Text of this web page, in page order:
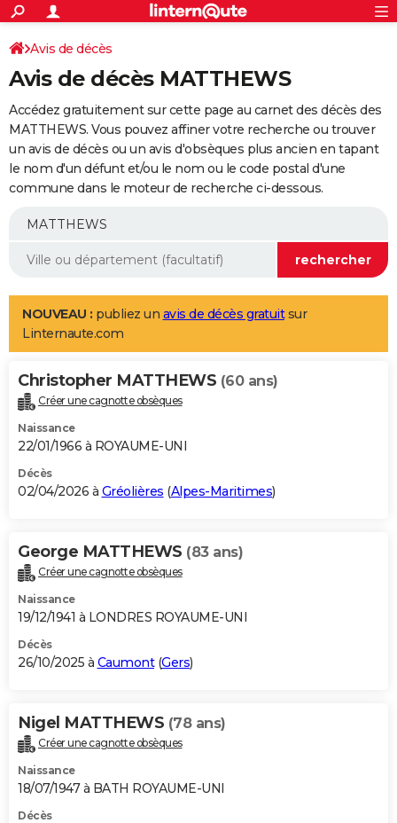
ACTUALITÉS
Politique
Société
Faits Divers
Education
Monde
Villes
+
SPORT
Coupe du monde 2026
Football
Tennis
Cyclisme
Rugby
Forum
Programme TV
TNT
Streaming
Cinéma
Sorties cinéma
Musique
+
FINANCE
Impôts
Immobilier
Risques naturels par ville
Banque
Assurance
Crédit
AUTO
Essais
Réserver un essai
Citadines
Berlines
SUV
Forum auto
+
Mobiles
Meilleur smartphone
Internet
Ordinateurs
Jeux vidéo
Guide high-tech
Aménagement intérieur
LIFESTYLE
Art de vivre
Bien-être
Loisirs
Mode
Modes de vie
Alimentation
Guide de la santé
Maladies
Médicaments
Sommeil
VOYAGE
Destinations
City break
Voyage nature
Voyage de noces
Forum
Climat
+PHOTO
GUIDES D'ACHAT
BONS PLANS
Carte de Noël
Carte Bonne année
Carte Saint-Valentin
Carte Pâques
Carte d'anniversaire
DICTIONNAIRE
Dictionnaire
Biographies
Citations
Expressions
Proverbes
PROGRAMME TV
S'inscrire
Se connecter
Lycées
Collèges
Primaires
Universités
Entreprises
Service militaire
Avis de recherche
AVIS DE DÉCÈS
Bricolage
Lifestyle
Culture
Sport
Auto
Television
Voyage
Cinema
Avis de décès
Avis de décès MATTHEWS
Accédez gratuitement sur cette page au carnet des décès des
MATTHEWS. Vous pouvez affiner votre recherche ou trouver
un avis de décès ou un avis d'obsèques plus ancien en tapant
le nom d'un défunt et/ou le nom ou le code postal d'une
commune dans le moteur de recherche ci-dessous.
NOUVEAU : publiez un avis de décès gratuitsur
Linternaute.com
Christopher MATTHEWS (60 ans)
Créer une cagnotte obsèques
Naissance
22/01/1966 à ROYAUME-UNI
Décès
02/04/2026 à Gréolières (Alpes-Maritimes)
George MATTHEWS (83 ans)
Créer une cagnotte obsèques
Naissance
19/12/1941 à LONDRES ROYAUME-UNI
Décès
26/10/2025 à Caumont(Gers)
Nigel MATTHEWS (78 ans)
Créer une cagnotte obsèques
Naissance
18/07/1947 à BATH ROYAUME-UNI
Décès